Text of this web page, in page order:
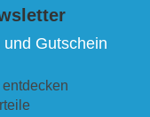
Gutschein